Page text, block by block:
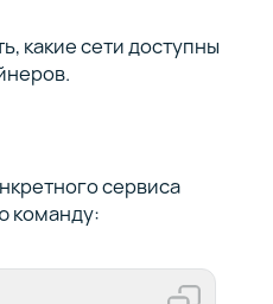
какие сети доступны
сервиса
команду: